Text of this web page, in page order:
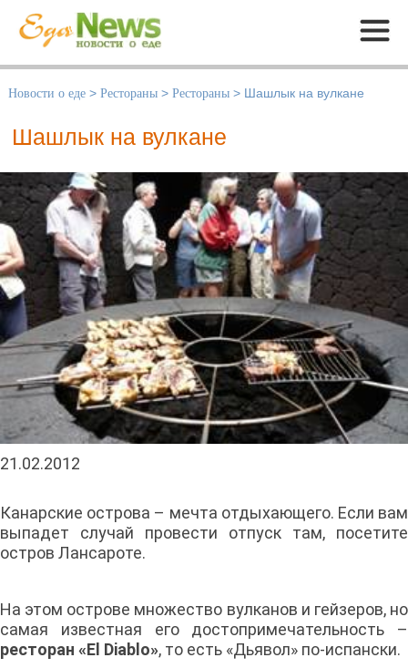
Меню
Новости о еде > Рестораны > Рестораны > Шашлык на вулкане
Шашлык на вулкане
21.02.2012
Канарские острова – мечта отдыхающего. Если вам
выпадет случай провести отпуск там, посетите
остров Лансароте.
На этом острове множество вулканов и гейзеров, но
самая известная его достопримечательность –
ресторан «El Diablo», то есть «Дьявол» по-испански.